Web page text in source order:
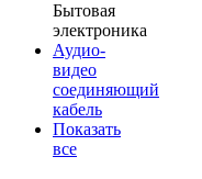
Бытовая
электроника
Аудио-
видео
соединяющий
кабель
Показать
все